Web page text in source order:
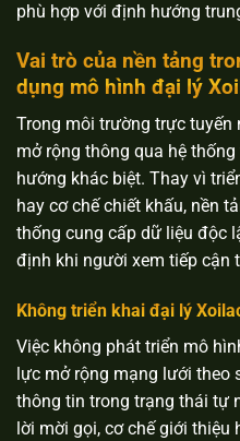
phù hợp với định hướng
Vai trò của nền tảng
dụng mô hình đại lý
Trong môi trường trực tuyến
mở rộng thông qua hệ
hướng khác biệt. Thay vì
hay cơ chế chiết khấu, nền
thống cung cấp dữ liệu độc
định khi người xem tiếp cận
Không triển khai đại lý
Việc không phát triển mô
lực mở rộng mạng lưới theo
thông tin trong trạng thái tự
lời mời gọi, cơ chế giới thiệu